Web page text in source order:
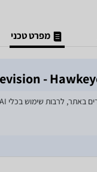
מפרט טכני